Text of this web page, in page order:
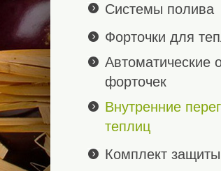
Системы полива
Форточки для
Автоматические
форточек
Внутренние
теплиц
Комплект защиты